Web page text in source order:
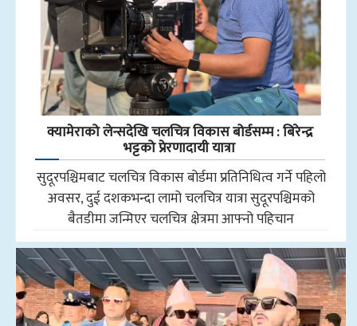
क्यामेराको लेन्सदेखि चलचित्र विकास बोर्डसम्म : बिरेन्द्र
भट्टको प्रेरणादायी यात्रा
सुदूरपश्चिमबाट चलचित्र विकास बोर्डमा प्रतिनिधित्व गर्ने पहिलो
अवसर, दुई दशकभन्दा लामो चलचित्र यात्रा सुदूरपश्चिमको
बैतडीमा जन्मिएर चलचित्र क्षेत्रमा आफ्नो पहिचान